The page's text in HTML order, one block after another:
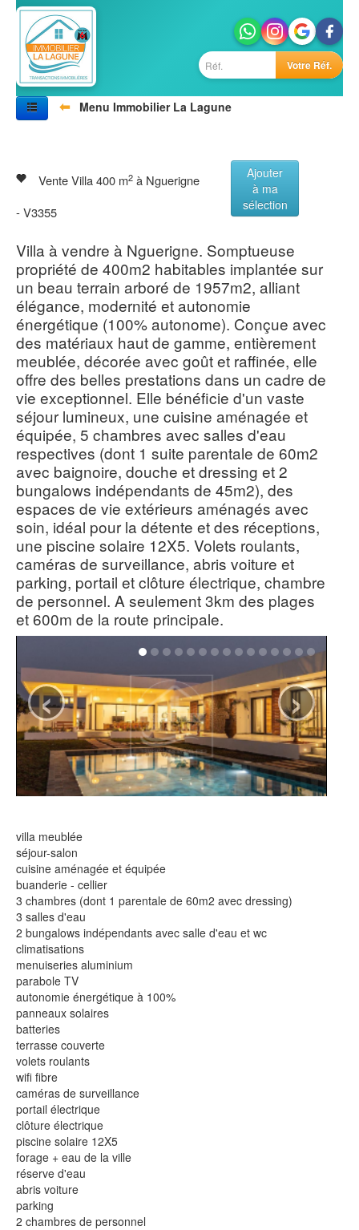
Votre Réf.
⬅
Menu Immobilier La Lagune
Villes
Agences
Vente Villa 400 m2 à Nguerigne
- V3355
Ajouter
à ma
sélection
Villa à vendre à Nguerigne. Somptueuse
propriété de 400m2 habitables implantée sur
un beau terrain arboré de 1957m2, alliant
élégance, modernité et autonomie
énergétique (100% autonome). Conçue avec
des matériaux haut de gamme, entièrement
meublée, décorée avec goût et raffinée, elle
offre des belles prestations dans un cadre de
vie exceptionnel. Elle bénéficie d'un vaste
séjour lumineux, une cuisine aménagée et
équipée, 5 chambres avec salles d'eau
respectives (dont 1 suite parentale de 60m2
avec baignoire, douche et dressing et 2
bungalows indépendants de 45m2), des
espaces de vie extérieurs aménagés avec
soin, idéal pour la détente et des réceptions,
une piscine solaire 12X5. Volets roulants,
caméras de surveillance, abris voiture et
parking, portail et clôture électrique, chambre
de personnel. A seulement 3km des plages
et 600m de la route principale.
‹ ›
villa meublée
séjour-salon
cuisine aménagée et équipée
buanderie - cellier
3 chambres (dont 1 parentale de 60m2 avec dressing)
3 salles d'eau
2 bungalows indépendants avec salle d'eau et wc
climatisations
menuiseries aluminium
parabole TV
autonomie énergétique à 100%
panneaux solaires
batteries
terrasse couverte
volets roulants
wifi fibre
caméras de surveillance
portail électrique
clôture électrique
piscine solaire 12X5
forage + eau de la ville
réserve d'eau
abris voiture
parking
2 chambres de personnel